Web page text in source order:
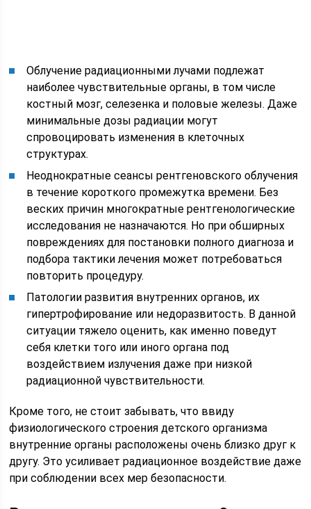
Облучение радиационными лучами подлежат
наиболее чувствительные органы, в том числе
костный мозг, селезенка и половые железы. Даже
минимальные дозы радиации могут
спровоцировать изменения в клеточных
структурах.
Неоднократные сеансы рентгеновского облучения
в течение короткого промежутка времени. Без
веских причин многократные рентгенологические
исследования не назначаются. Но при обширных
повреждениях для постановки полного диагноза и
подбора тактики лечения может потребоваться
повторить процедуру.
Патологии развития внутренних органов, их
гипертрофирование или недоразвитость. В данной
ситуации тяжело оценить, как именно поведут
себя клетки того или иного органа под
воздействием излучения даже при низкой
радиационной чувствительности.
Кроме того, не стоит забывать, что ввиду
физиологического строения детского организма
внутренние органы расположены очень близко друг к
другу. Это усиливает радиационное воздействие даже
при соблюдении всех мер безопасности.